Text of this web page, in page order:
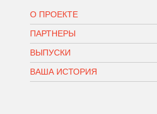
О ПРОЕКТЕ
ПАРТНЕРЫ
ВЫПУСКИ
ВАША ИСТОРИЯ